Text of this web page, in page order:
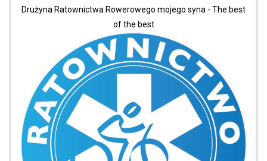
Drużyna Ratownictwa Rowerowego mojego syna - The best
of the best